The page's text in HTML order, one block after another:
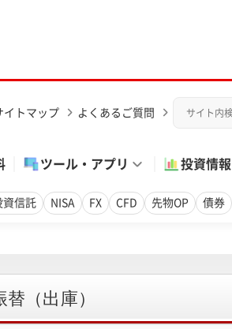
イトマップ よくあるご質問
ツール・アプリ 投資情報
資信託 NISA FX CFD 先物OP 債券
（出庫）